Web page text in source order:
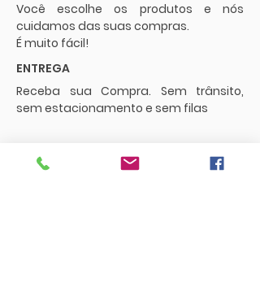
Você escolhe os produtos e nós
cuidamos das suas compras.
É muito fácil!
ENTREGA
Receba sua Compra. Sem trânsito,
sem estacionamento e sem filas
POLÍTICAS